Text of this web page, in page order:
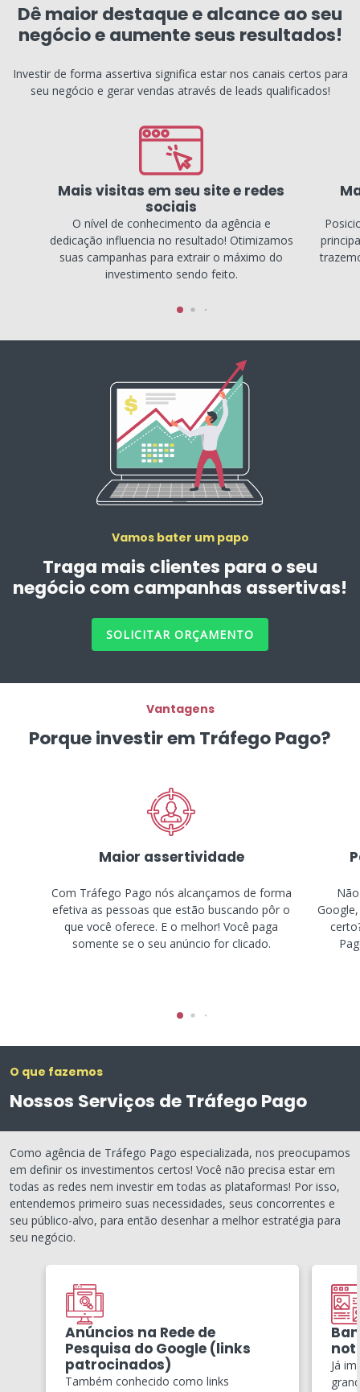
Dê maior destaque e alcance ao seu
negócio e aumente seus resultados!
Investir de forma assertiva significa estar nos canais certos para
seu negócio e gerar vendas através de leads qualificados!
Mais visitas em seu site e redes
sociais
O nível de conhecimento da agência e
dedicação influencia no resultado! Otimizamos
suas campanhas para extrair o máximo do
investimento sendo feito.
Vamos bater um papo
Traga mais clientes para o seu
negócio com campanhas assertivas!
SOLICITAR ORÇAMENTO
Vantagens
Porque investir em Tráfego Pago?
Maior assertividade
Com Tráfego Pago nós alcançamos de forma
efetiva as pessoas que estão buscando pôr o
que você oferece. E o melhor! Você paga
somente se o seu anúncio for clicado.
O que fazemos
Nossos Serviços de Tráfego Pago
Como agência de Tráfego Pago especializada, nos preocupamos
em definir os investimentos certos! Você não precisa estar em
todas as redes nem investir em todas as plataformas! Por isso,
entendemos primeiro suas necessidades, seus concorrentes e
seu público-alvo, para então desenhar a melhor estratégia para
seu negócio.
Anúncios na Rede de
Pesquisa do Google (links
patrocinados)
Também conhecido como links
Já